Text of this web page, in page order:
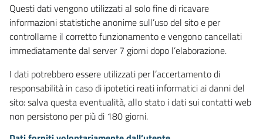
Questi dati vengono utilizzati al solo fine di ricavare
informazioni statistiche anonime sull’uso del sito e per
controllarne il corretto funzionamento e vengono cancellati
immediatamente dal server 7 giorni dopo l’elaborazione.
I dati potrebbero essere utilizzati per l’accertamento di
responsabilità in caso di ipotetici reati informatici ai danni del
sito: salva questa eventualità, allo stato i dati sui contatti web
non persistono per più di 180 giorni.